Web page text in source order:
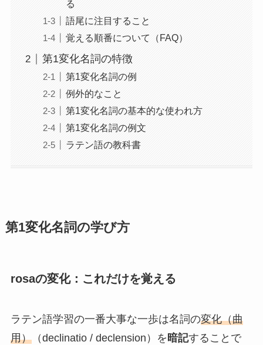
る
語尾に注目すること
覚える順番について（FAQ）
第1変化名詞の特徴
第1変化名詞の例
例外的なこと
第1変化名詞の基本的な使われ方
第1変化名詞の例文
ラテン語の教科書
第1変化名詞の学び方
rosaの変化：これだけを覚える
ラテン語学習の一番大事な一歩は名詞の変化（曲
用）（declinatio / declension）を暗記することで